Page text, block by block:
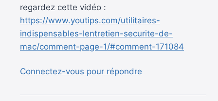
regardez cette vidéo :
https://www.youtips.com/utilitaires-
indispensables-lentretien-securite-de-
mac/comment-page-1/#comment-171084
Connectez-vous pour répondre